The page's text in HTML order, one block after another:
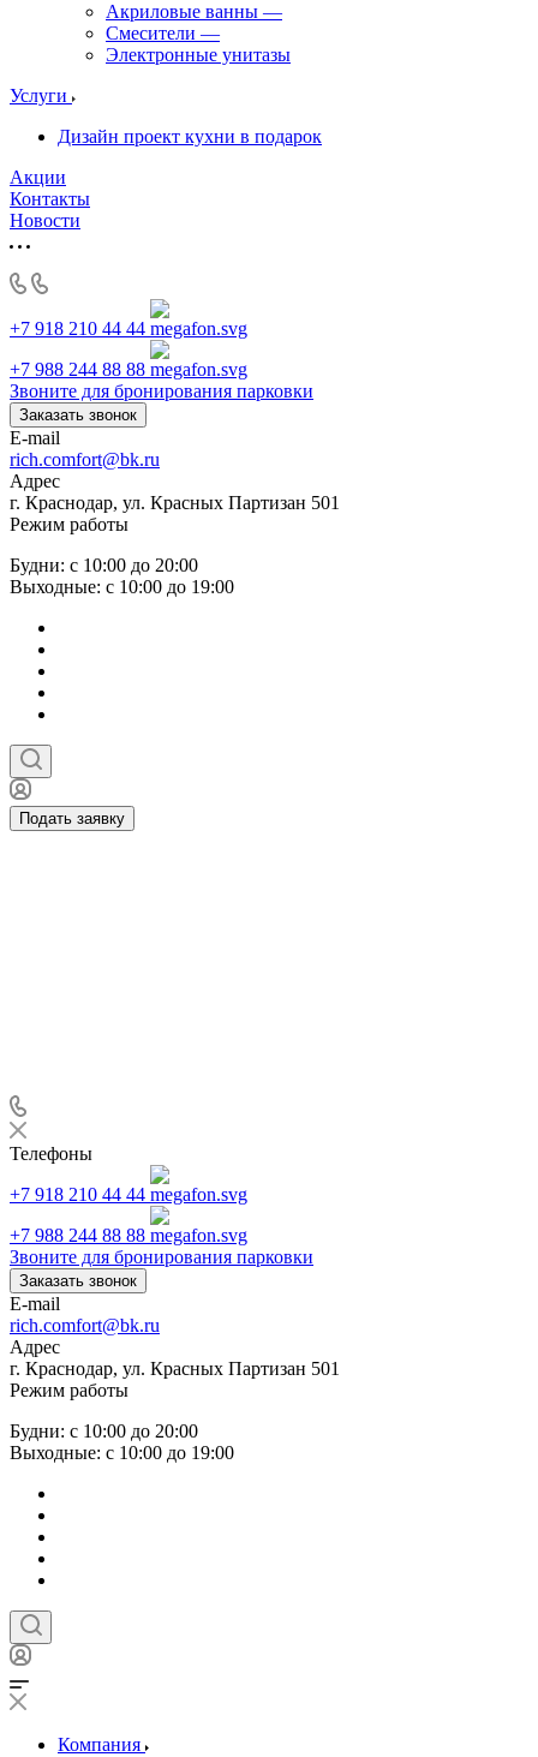
Акриловые ванны —
Смесители —
Электронные унитазы
Услуги
Дизайн проект кухни в подарок
Акции
Контакты
Новости
+7 918 210 44 44
+7 988 244 88 88
Звоните для бронирования парковки
Заказать звонок
E-mail
rich.comfort@bk.ru
Адрес
г. Краснодар, ул. Красных Партизан 501
Режим работы
Будни: с 10:00 до 20:00
Выходные: с 10:00 до 19:00
Подать заявку
Телефоны
+7 918 210 44 44
+7 988 244 88 88
Звоните для бронирования парковки
Заказать звонок
E-mail
rich.comfort@bk.ru
Адрес
г. Краснодар, ул. Красных Партизан 501
Режим работы
Будни: с 10:00 до 20:00
Выходные: с 10:00 до 19:00
Компания